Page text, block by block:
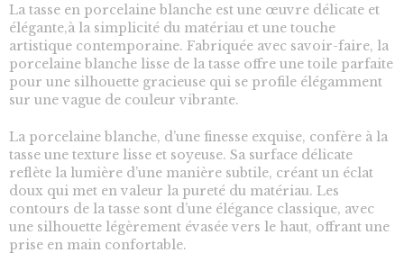
La tasse en porcelaine blanche est une œuvre délicate et
élégante,à la simplicité du matériau et une touche
artistique contemporaine. Fabriquée avec savoir-faire, la
porcelaine blanche lisse de la tasse offre une toile parfaite
pour une silhouette gracieuse qui se profile élégamment
sur une vague de couleur vibrante.
La porcelaine blanche, d’une finesse exquise, confère à la
tasse une texture lisse et soyeuse. Sa surface délicate
reflète la lumière d’une manière subtile, créant un éclat
doux qui met en valeur la pureté du matériau. Les
contours de la tasse sont d’une élégance classique, avec
une silhouette légèrement évasée vers le haut, offrant une
prise en main confortable.